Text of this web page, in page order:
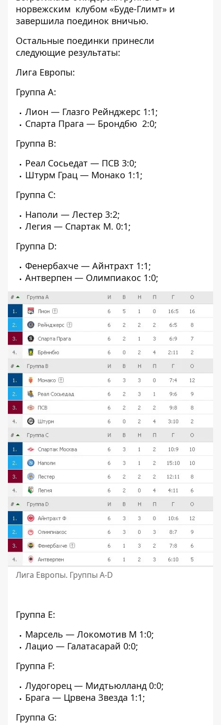
норвежским клубом «Буде-Глимт» и
завершила поединок вничью.
Остальные поединки принесли
следующие результаты:
Лига Европы:
Группа А:
Лион — Глазго Рейнджерс 1:1;
Спарта Прага — Брондбю 2:0;
Группа В:
Реал Сосьедат — ПСВ 3:0;
Штурм Грац — Монако 1:1;
Группа С:
Наполи — Лестер 3:2;
Легия — Спартак М. 0:1;
Группа D:
Фенербахче — Айнтрахт 1:1;
Антверпен — Олимпиакос 1:0;
Лига Европы. Группы A-D
Группа E:
Марсель — Локомотив М 1:0;
Лацио — Галатасарай 0:0;
Группа F:
Лудогорец — Мидтьюлланд 0:0;
Брага — Црвена Звезда 1:1;
Группа G: